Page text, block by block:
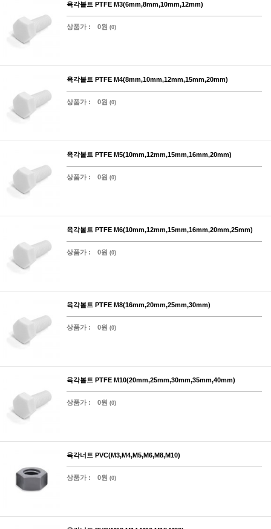
육각볼트 PTFE M3(6mm,8mm,10mm,12mm)
상품가 : 0원 (0)
육각볼트 PTFE M4(8mm,10mm,12mm,15mm,20mm)
상품가 : 0원 (0)
육각볼트 PTFE M5(10mm,12mm,15mm,16mm,20mm)
상품가 : 0원 (0)
육각볼트 PTFE M6(10mm,12mm,15mm,16mm,20mm,25mm)
상품가 : 0원 (0)
육각볼트 PTFE M8(16mm,20mm,25mm,30mm)
상품가 : 0원 (0)
육각볼트 PTFE M10(20mm,25mm,30mm,35mm,40mm)
상품가 : 0원 (0)
육각너트 PVC(M3,M4,M5,M6,M8,M10)
상품가 : 0원 (0)